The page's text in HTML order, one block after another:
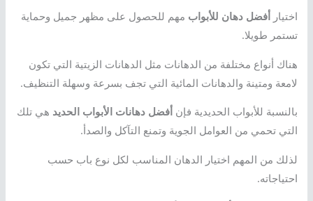
اختيارأفضل دهان للأبواب مهم للحصول على مظهر جميل وحماية
تستمر طويلا.
هناك أنواع مختلفة من الدهانات مثل الدهانات الزيتية التي تكون
لامعة ومتينة والدهانات المائية التي تجف بسرعة وسهلة التنظيف.
بالنسبة للأبواب الحديدية فإنأفضل دهانات الأبواب الحديد هي تلك
التي تحمي من العوامل الجوية وتمنع التآكل والصدأ.
لذلك من المهم اختيار الدهان المناسب لكل نوع باب حسب
احتياجاته.